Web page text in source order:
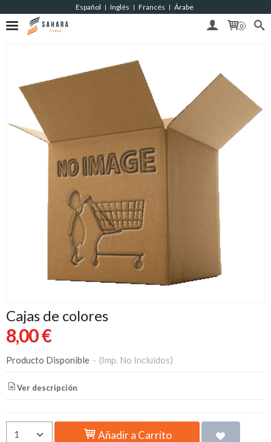
Español | Inglés | Francés | Árabe
0
Cajas de colores
8,00 €
Producto Disponible - (Imp. No Incluidos)
Ver descripción
Añadir a Carrito